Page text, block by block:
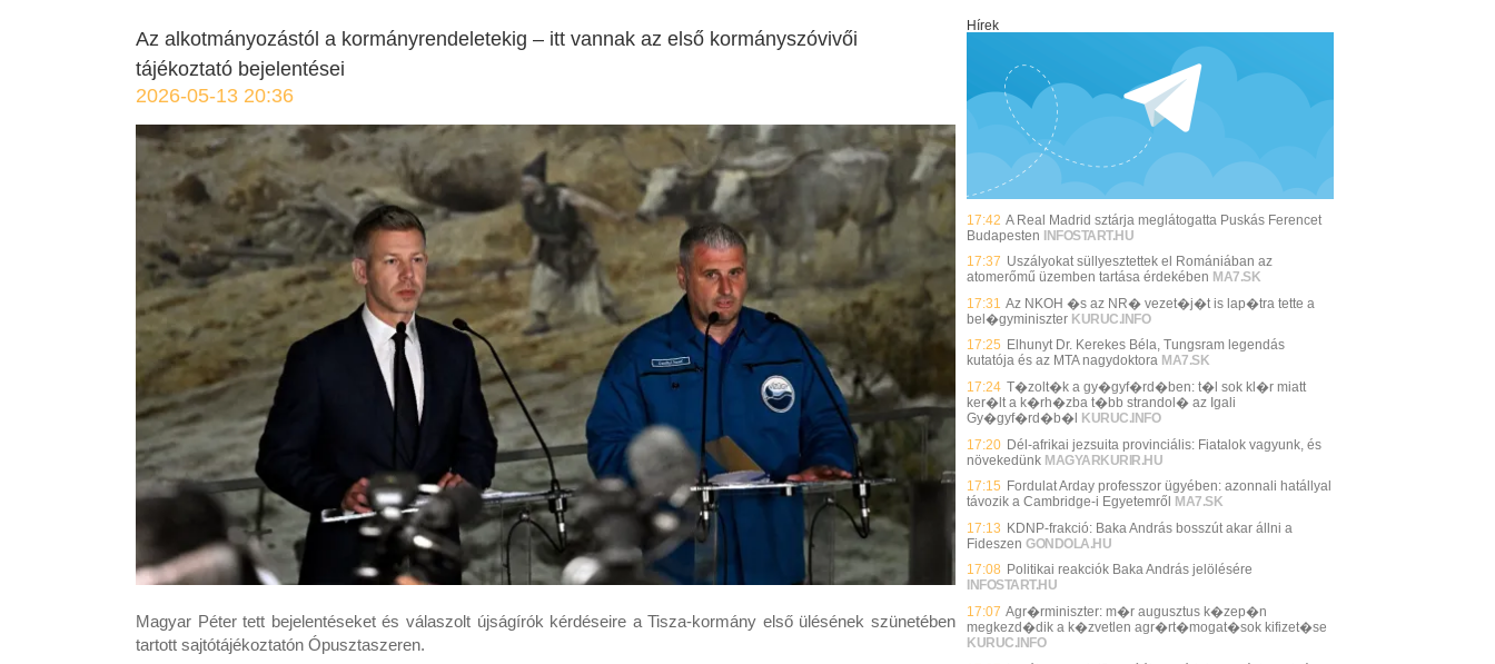
Az alkotmányozástól a kormányrendeletekig – itt vannak az első kormányszóvivői
tájékoztató bejelentései
2026-05-13 20:36
Magyar Péter tett bejelentéseket és válaszolt újságírók kérdéseire a Tisza-kormány első ülésének szünetében
tartott sajtótájékoztatón Ópusztaszeren.
Hírek
17:42 A Real Madrid sztárja meglátogatta Puskás Ferencet
Budapesten INFOSTART.HU
17:37 Uszályokat süllyesztettek el Romániában az
atomerőmű üzemben tartása érdekében MA7.SK
17:31 Az NKOH �s az NR� vezet�j�t is lap�tra tette a
bel�gyminiszter KURUC.INFO
17:25 Elhunyt Dr. Kerekes Béla, Tungsram legendás
kutatója és az MTA nagydoktora MA7.SK
17:24 T�zolt�k a gy�gyf�rd�ben: t�l sok kl�r miatt
ker�lt a k�rh�zba t�bb strandol� az Igali
Gy�gyf�rd�b�l KURUC.INFO
17:20 Dél-afrikai jezsuita provinciális: Fiatalok vagyunk, és
növekedünk MAGYARKURIR.HU
17:15 Fordulat Arday professzor ügyében: azonnali hatállyal
távozik a Cambridge-i Egyetemről
MA7.SK
17:13 KDNP-frakció: Baka András bosszút akar állni a
Fideszen GONDOLA.HU
17:08 Politikai reakciók Baka András jelölésére
INFOSTART.HU
17:07 Agr�rminiszter: m�r augusztus k�zep�n
megkezd�dik a k�zvetlen agr�rt�mogat�sok kifizet�se
KURUC.INFO